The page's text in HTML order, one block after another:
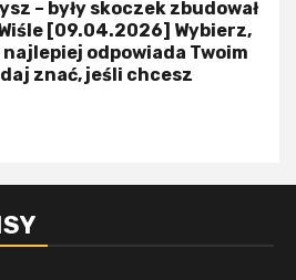
– były skoczek zbudował
[09.04.2026] Wybierz,
odpowiada Twoim
znać, jeśli chcesz